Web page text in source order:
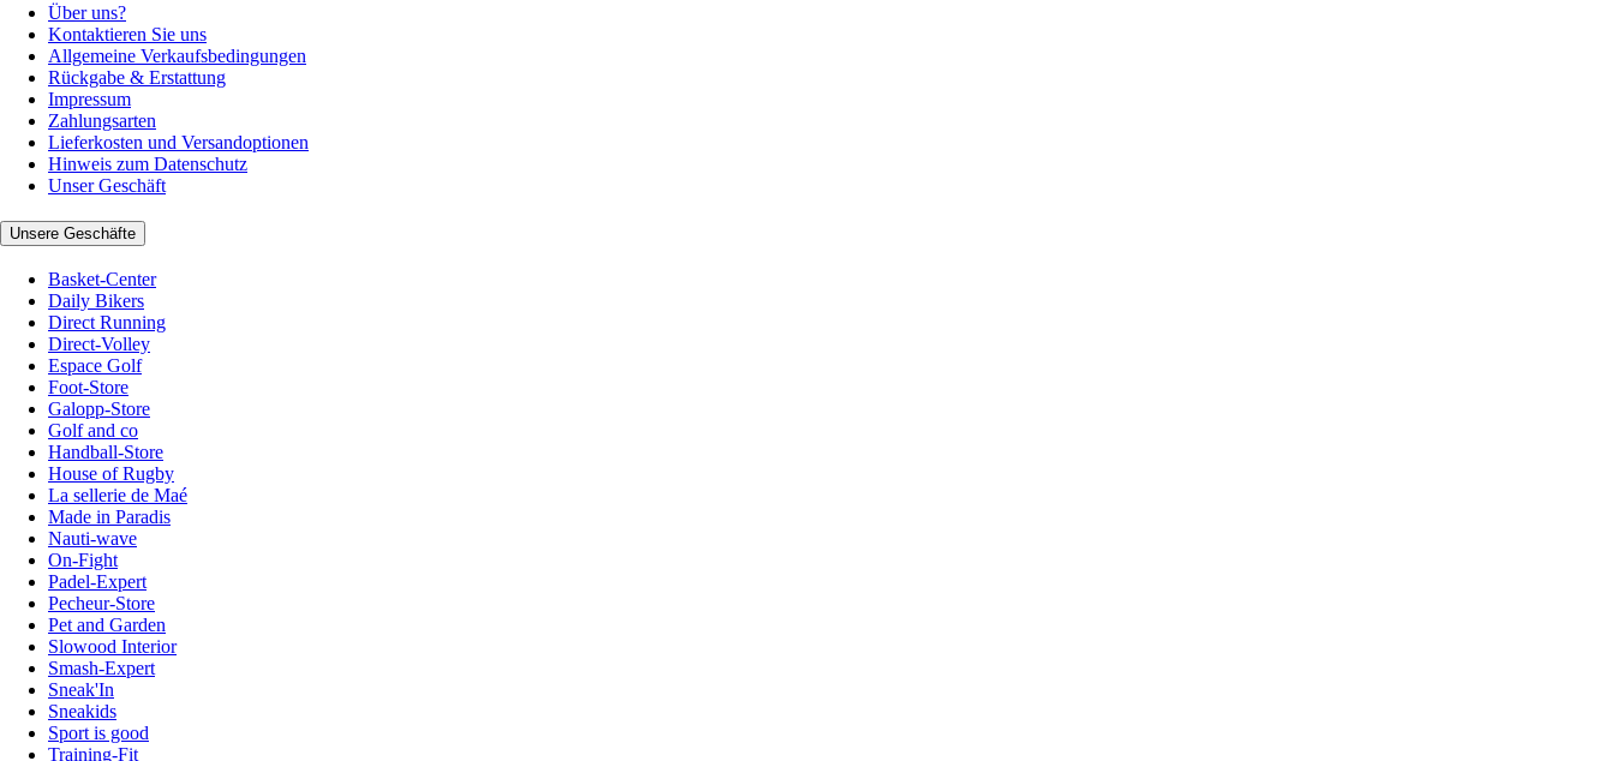
Über uns?
Kontaktieren Sie uns
Allgemeine Verkaufsbedingungen
Rückgabe & Erstattung
Impressum
Zahlungsarten
Lieferkosten und Versandoptionen
Hinweis zum Datenschutz
Unser Geschäft
Unsere Geschäfte
Basket-Center
Daily Bikers
Direct Running
Direct-Volley
Espace Golf
Foot-Store
Galopp-Store
Golf and co
Handball-Store
House of Rugby
La sellerie de Maé
Made in Paradis
Nauti-wave
On-Fight
Padel-Expert
Pecheur-Store
Pet and Garden
Slowood Interior
Smash-Expert
Sneak'In
Sneakids
Sport is good
Training-Fit